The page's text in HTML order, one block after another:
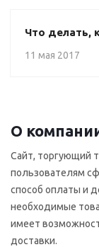
Что делать,
11 мая 2017
О
Сайт, торгующий
пользователям
способ оплаты и
необходимые
имеет
доставки.